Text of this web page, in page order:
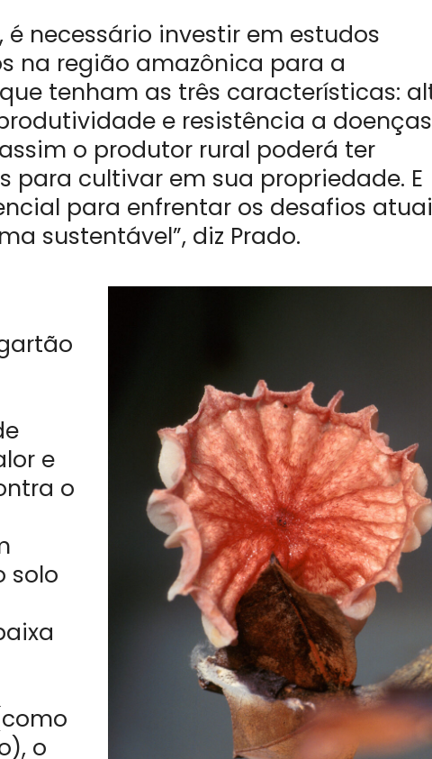
necessário investir em estudos
na região amazônica para a
tenham as três características:
e resistência a
o produtor rural poderá ter
para cultivar em sua propriedade. E
para enfrentar os desafios
sustentável”, diz Prado.
e
o
solo
o